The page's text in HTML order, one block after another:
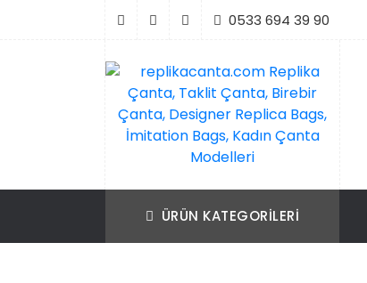
0533 694 39 90
Bags, Kadın Çanta Modelleri
ÜRÜN KATEGORILERI